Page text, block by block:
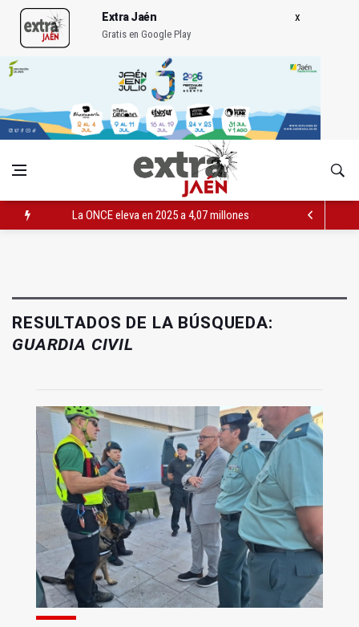
Extra Jaén
Gratis en Google Play
La ONCE eleva en 2025 a 4,07 millones su inversión social en
RESULTADOS DE LA BÚSQUEDA:
GUARDIA CIVIL